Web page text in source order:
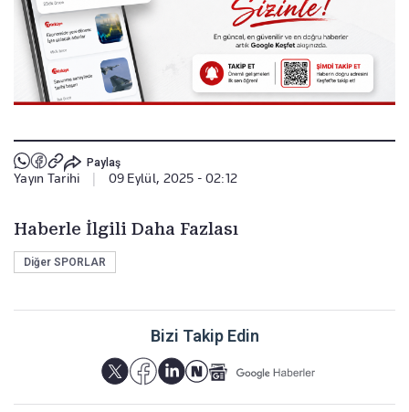
Paylaş
Yayın Tarihi 09 Eylül, 2025 - 02:12
Haberle İlgili Daha Fazlası
Diğer SPORLAR
Bizi Takip Edin